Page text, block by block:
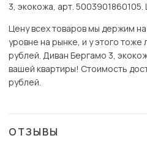
3, экокожа, арт.
Цену всех товаров мы держим
уровне на рынке, и у этого
рублей. Диван Бергамо 3,
вашей квартиры! Стоимость
рублей.
ОТЗЫВЫ